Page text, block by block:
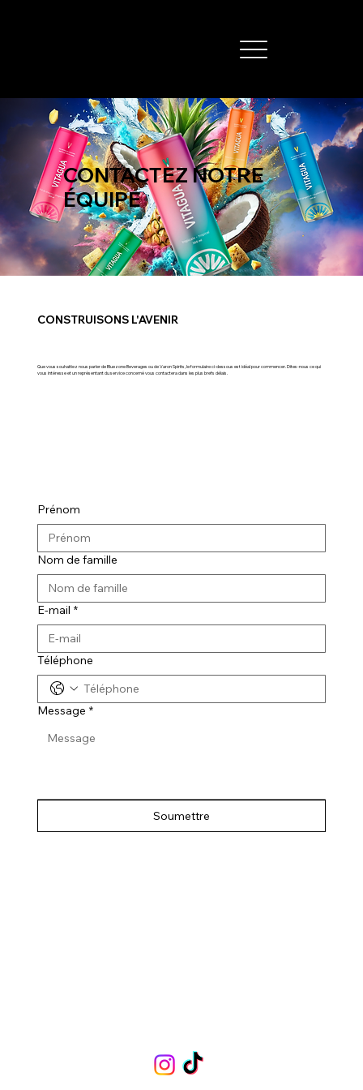
CONTACTEZ NOTRE
ÉQUIPE
CONSTRUISONS L'AVENIR
Que vous souhaitiez nous parler de Bluezone Beverages ou de Varon Spirits, le formulaire ci-dessous est idéal pour commencer. Dites-nous ce qui
vous intéresse et un représentant du service concerné vous contactera dans les plus brefs délais.
Prénom
Nom de famille
E-mail *
Téléphone
Message *
Soumettre